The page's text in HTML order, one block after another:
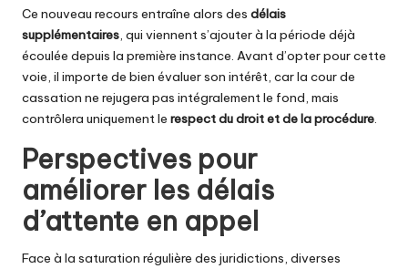
Ce nouveau recours entraîne alors des délais
supplémentaires, qui viennent s’ajouter à la période déjà
écoulée depuis la première instance. Avant d’opter pour cette
voie, il importe de bien évaluer son intérêt, car la cour de
cassation ne rejugera pas intégralement le fond, mais
contrôlera uniquement le respect du droit et de la procédure.
Perspectives pour
améliorer les délais
d’attente en appel
Face à la saturation régulière des juridictions, diverses